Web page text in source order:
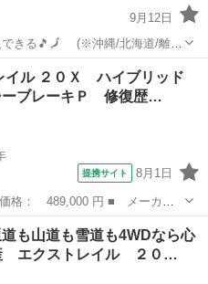
9月12日
できる🎵🗾 (※沖縄/北海道/離島
イル ２０Ｘ ハイブリッド
ーブレーキＰ 修復歴…
提携サイト 8月1日
イル ■ グレード名： ２０
ブレーキＰ 修復歴無し／衝突
も山道も雪道も4WDなら心
エクストレイル ２０…